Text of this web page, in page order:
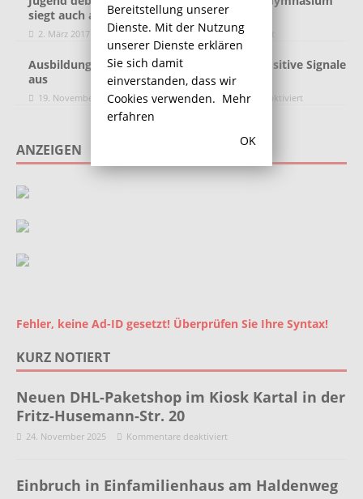
siegt auch auf Regionalverbundsebene
2. März 2017 Redaktion Kommentare deaktiviert
Ausbildungsmarkt im Kreis Unna sendet positive Signale
aus
19. November 2018 Redaktion Kommentare deaktiviert
ANZEIGEN
Fehler, keine Ad-ID gesetzt! Überprüfen Sie Ihre Syntax!
KURZ NOTIERT
Neuen DHL-Paketshop im Kiosk Kartal in der
Fritz-Husemann-Str. 20
24. November 2025 Kommentare deaktiviert
Einbruch in Einfamilienhaus am Haldenweg
Bereitstellung unserer
Dienste. Mit der Nutzung
unserer Dienste erklären
Sie sich damit
einverstanden, dass wir
Cookies verwenden. Mehr
erfahren
OK